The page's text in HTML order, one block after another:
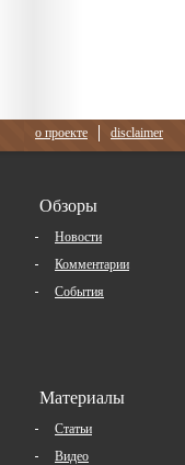
о проекте disclaimer
Обзоры
Новости
Комментарии
События
Материалы
Статьи
Видео